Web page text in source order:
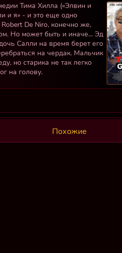
Тима Хилла («Элвин и
и я» - и это еще одно
De Niro, конечно же,
Но может быть и иначе... Эд
Салли на время берет его
на чердак. Мальчик
но старика не так легко
на голову.
Похожие